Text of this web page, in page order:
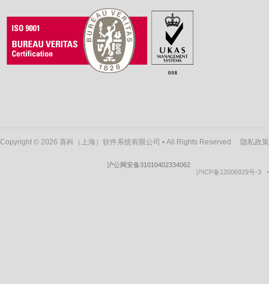
Copyright © 2026 喜科（上海）软件系统有限公司 • All Rights Reserved 隐私政策
沪ICP备12006929号-3
沪公网安备31010402334062